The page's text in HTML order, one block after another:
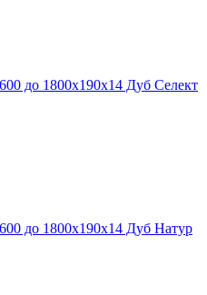
до 1800х190х14 Дуб Селект
до 1800х190х14 Дуб Натур